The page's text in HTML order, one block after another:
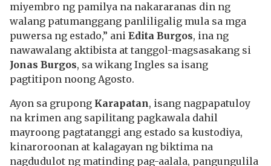
miyembro ng pamilya na nakararanas din ng
walang patumanggang panliligalig mula sa mga
puwersa ng estado,” ani Edita Burgos, ina ng
nawawalang aktibista at tanggol-magsasakang si
Jonas Burgos, sa wikang Ingles sa isang
pagtitipon noong Agosto.
Ayon sa grupong Karapatan, isang nagpapatuloy
na krimen ang sapilitang pagkawala dahil
mayroong pagtatanggi ang estado sa kustodiya,
kinaroroonan at kalagayan ng biktima na
nagdudulot ng matinding pag-aalala, pangungulila